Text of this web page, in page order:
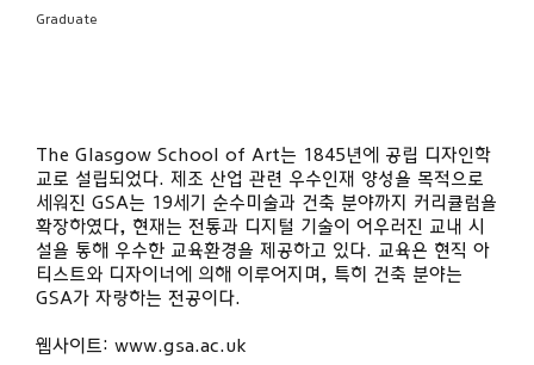
The Glasgow School of Art는 1845년에 공립 디자인학
교로 설립되었다. 제조 산업 관련 우수인재 양성을 목적으로
세워진 GSA는 19세기 순수미술과 건축 분야까지 커리큘럼을
확장하였다, 현재는 전통과 디지털 기술이 어우러진 교내 시
설을 통해 우수한 교육환경을 제공하고 있다. 교육은 현직 아
티스트와 디자이너에 의해 이루어지며, 특히 건축 분야는
GSA가 자랑하는 전공이다.
웹사이트: www.gsa.ac.uk
Graduate